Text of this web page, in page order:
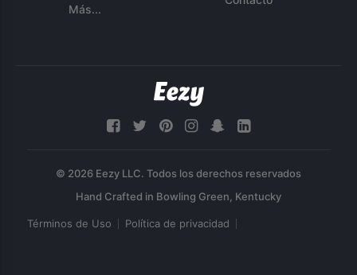
Más...
© 2026 Eezy LLC. Todos los derechos reservados
Términos de Uso Política de privacidad